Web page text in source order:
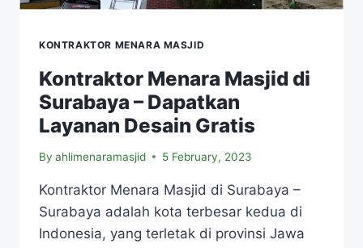
KONTRAKTOR MENARA MASJID
Kontraktor Menara Masjid di
Surabaya – Dapatkan
Layanan Desain Gratis
By ahlimenaramasjid 5 February, 2023
Kontraktor Menara Masjid di Surabaya –
Surabaya adalah kota terbesar kedua di
Indonesia, yang terletak di provinsi Jawa